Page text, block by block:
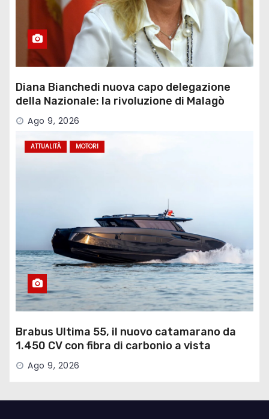
Diana Bianchedi nuova capo delegazione
della Nazionale: la rivoluzione di Malagò
Ago 9, 2026
ATTUALITÀ MOTORI
Brabus Ultima 55, il nuovo catamarano da
1.450 CV con fibra di carbonio a vista
Ago 9, 2026